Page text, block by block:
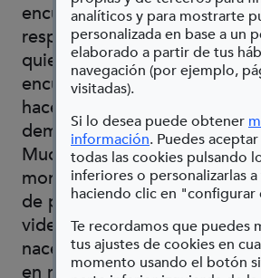
analíticos y para mostrarte
personalizada en base a un
elaborado a partir de tus
navegación (por ejemplo,
visitadas).
Si lo desea puede obtener
información(Abre en nueva
. Puedes
todas las cookies pulsando
inferiores o personalizarlas
haciendo clic en "configurar
Te recordamos que puedes
tus ajustes de cookies en
momento usando el botón
encuadres a pesar de su
respondió que encuadra
quiere el público, que si por
encuadraría con tanto
hacerlo en cierto modo
demanda. Pero también
Muchas de sus fotografías
montajes por
de por sí dificultoso, hasta
vidente.Bavcar sostiene que
nace de la penumbra, que
en realidad es negra, como